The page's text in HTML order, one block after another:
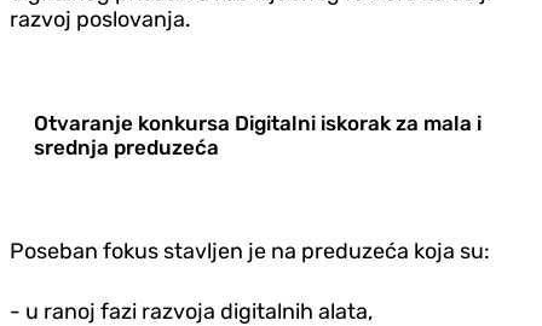
razvoj poslovanja.
Otvaranje konkursa Digitalni iskorak za mala i
srednja preduzeća
Poseban fokus stavljen je na preduzeća koja su:
- u ranoj fazi razvoja digitalnih alata,